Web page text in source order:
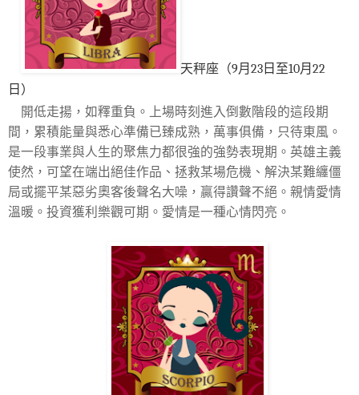
天秤座（9月23日至10月22
日）
開低走揚，如釋重負。上場時刻進入倒數階段的這段期
間，累積能量與悉心準備已臻成熟，萬事俱備，只待東風。
是一段事業與人生的聚焦力都很強的強勢表現期。英雄主義
使然，可望在端出絕佳作品、拯救某場危機、解決某難纏僵
局或擺平某惡劣奧客後聲名大噪，贏得讚聲不絕。親情愛情
溫暖。投資獲利樂觀可期。愛情是一種心情閃亮。